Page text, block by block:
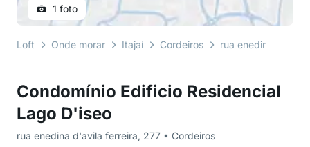
Condomínio Edificio Residencial
Lago D'iseo
rua enedina d'avila ferreira, 277 • Cordeiros
1 foto
Loft Onde morar Itajaí Cordeiros rua enedina d'avila